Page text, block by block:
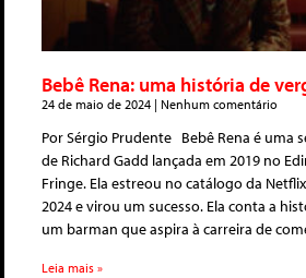
Bebê Rena: uma história de
24 de maio de 2024 Nenhum comentário
Por Sérgio Prudente Bebê Rena é uma
de Richard Gadd lançada em 2019 no
Fringe. Ela estreou no catálogo da
2024 e virou um sucesso. Ela conta a
um barman que aspira à carreira de
Leia mais »